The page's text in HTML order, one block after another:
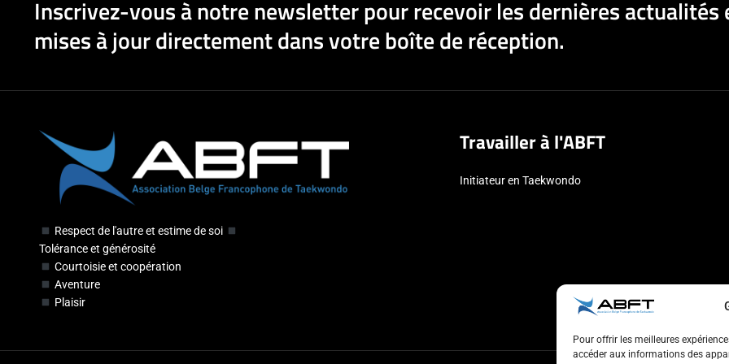
Pour offrir les meilleures
accéder aux informations des
Inscrivez-vous à notre newsletter pour recevoir les dernières actualités
mises à jour directement dans votre boîte de réception.
Respect de l'autre et estime de soi
Tolérance et générosité
Courtoisie et coopération
Aventure
Plaisir
Travailler à l'ABFT
Initiateur en Taekwondo